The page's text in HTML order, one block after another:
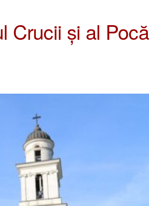
Crucii și al